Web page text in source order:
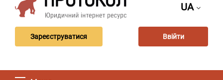
UA
Зареєструватися Ввійти